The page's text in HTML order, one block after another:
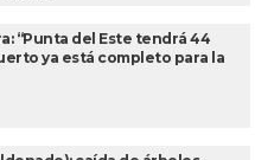
“Punta del Este tendrá 44
ya está completo para la